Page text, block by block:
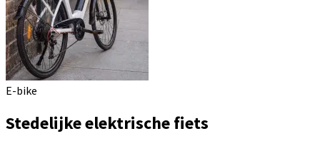
E-bike
Stedelijke elektrische fiets